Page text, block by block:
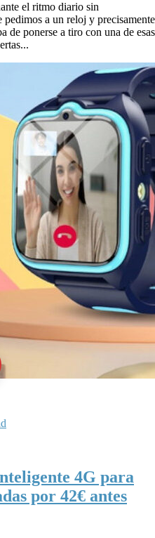
el ritmo diario sin
pedimos a un reloj y precisamente
ponerse a tiro con una de esas
4G para
por 42€ antes